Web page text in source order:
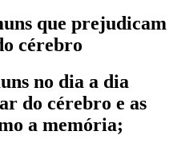
que prejudicam
cérebro
no dia a dia
do cérebro e as
a memória;